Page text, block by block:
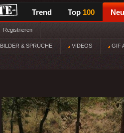
Trend Top 100 Neu
Registrieren
BILDER & SPRÜCHE VIDEOS GIF